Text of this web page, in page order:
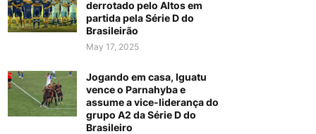
derrotado pelo Altos em
partida pela Série D do
Brasileirão
May 17, 2025
Jogando em casa, Iguatu
vence o Parnahyba e
assume a vice-liderança do
grupo A2 da Série D do
Brasileiro